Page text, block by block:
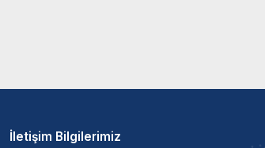
İletişim Bilgilerimiz